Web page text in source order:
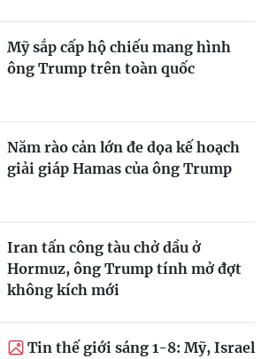
Mỹ sắp cấp hộ chiếu mang hình
ông Trump trên toàn quốc
Năm rào cản lớn đe dọa kế hoạch
giải giáp Hamas của ông Trump
Iran tấn công tàu chở dầu ở
Hormuz, ông Trump tính mở đợt
không kích mới
Tin thế giới sáng 1-8: Mỹ, Israel